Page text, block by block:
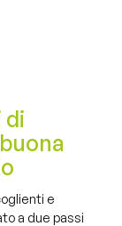
di
e
a due passi